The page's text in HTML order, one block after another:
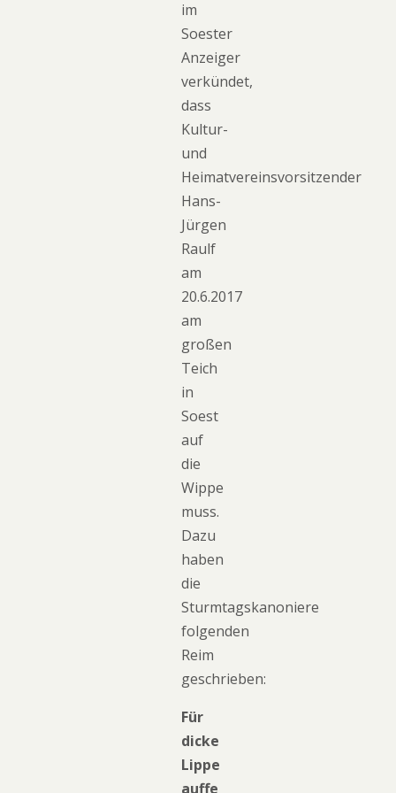
im
Soester
Anzeiger
verkündet,
dass
Kultur-
und
Heimatvereinsvorsitzender
Hans-
Jürgen
Raulf
am
20.6.2017
am
großen
Teich
in
Soest
auf
die
Wippe
muss.
Dazu
haben
die
Sturmtagskanoniere
folgenden
Reim
geschrieben:
Für
dicke
Lippe
auffe